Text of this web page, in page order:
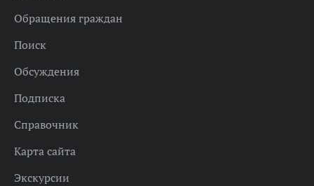
Обращения граждан
Поиск
Обсуждения
Подписка
Справочник
Карта сайта
Экскурсии